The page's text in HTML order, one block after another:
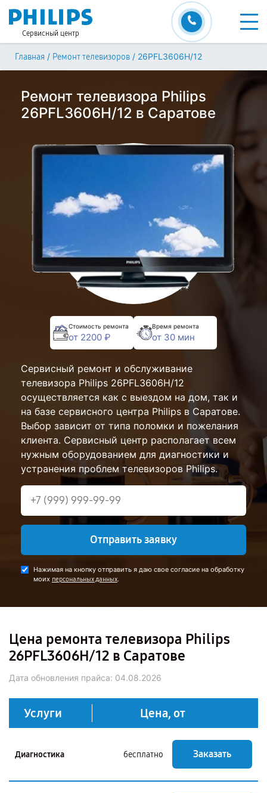
Сервисный центр
Главная / Ремонт телевизоров / 26PFL3606H/12
Ремонт телевизора Philips
26PFL3606H/12 в Саратове
Стоимость ремонта
от 2200 ₽
Время ремонта
от 30 мин
Сервисный ремонт и обслуживание
телевизора Philips 26PFL3606H/12
осуществляется как с выездом на дом, так и
на базе сервисного центра Philips в Саратове.
Выбор зависит от типа поломки и пожелания
клиента. Сервисный центр располагает всем
нужным оборудованием для диагностики и
устранения проблем телевизоров Philips.
Отправить заявку
Нажимая на кнопку отправить я даю свое согласие на обработку
моих персональных данных.
Цена ремонта телевизора Philips
26PFL3606H/12 в Саратове
Дата обновления прайса: 04.08.2026
Услуги Цена, от
Диагностика бесплатно Заказать